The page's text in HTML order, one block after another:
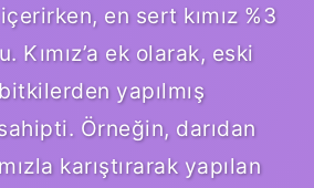
içerirken, en sert kımız %3
Kımız’a ek olarak, eski
yapılmış
Örneğin, darıdan
karıştırarak yapılan